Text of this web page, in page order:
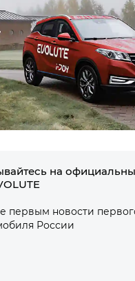
на
первым новости
России